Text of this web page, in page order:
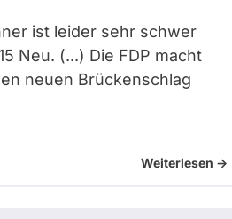
ist leider sehr schwer
Neu. (...) Die FDP macht
neuen Brückenschlag
Weiterlesen ->